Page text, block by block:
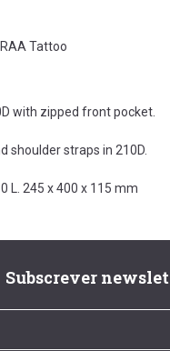
RAA Tattoo
with zipped front pocket.
shoulder straps in 210D.
L. 245 x 400 x 115 mm
Subscrever